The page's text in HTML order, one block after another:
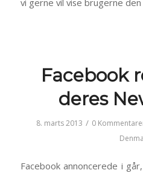
Facebook
deres
8. marts 2013 / 0
Facebook annoncerede i